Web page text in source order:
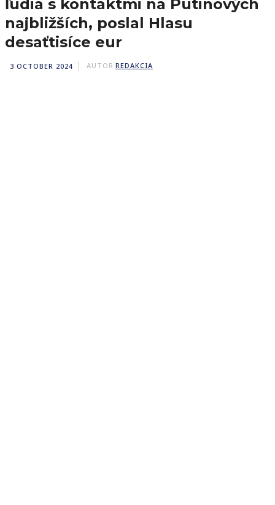
ľudia s kontaktmi na Putinových
najbližších, poslal Hlasu
desaťtisíce eur
3 OCTOBER 2024 AUTOR REDAKCIA